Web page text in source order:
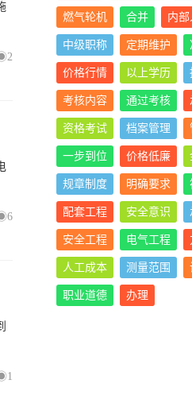
2
6
1
燃气轮机 合并 内部
中级职称 定期维护
价格行情 以上学历
考核内容 通过考核
资格考试 档案管理
一步到位 价格低廉
规章制度 明确要求
配套工程 安全意识
安全工程 电气工程
人工成本 测量范围
职业道德 办理